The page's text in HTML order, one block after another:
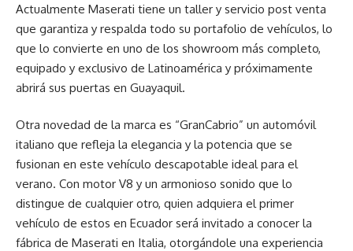
Actualmente Maserati tiene un taller y servicio post venta
que garantiza y respalda todo su portafolio de vehículos, lo
que lo convierte en uno de los showroom más completo,
equipado y exclusivo de Latinoamérica y próximamente
abrirá sus puertas en Guayaquil.
Otra novedad de la marca es “GranCabrio” un automóvil
italiano que refleja la elegancia y la potencia que se
fusionan en este vehículo descapotable ideal para el
verano. Con motor V8 y un armonioso sonido que lo
distingue de cualquier otro, quien adquiera el primer
vehículo de estos en Ecuador será invitado a conocer la
fábrica de Maserati en Italia, otorgándole una experiencia